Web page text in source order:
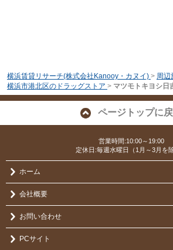
横浜賃貸リサーチ(株式会社Kanooy・カヌイ) > 周辺
横浜市港北区のドラッグストア > マツモトキヨシ日
ページトップに
営業時間:10:00～19:00
定休日:毎週水曜日（1月～3月を除
ホーム
会社概要
お問い合わせ
PCサイト